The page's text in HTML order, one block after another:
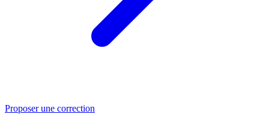
Proposer une correction